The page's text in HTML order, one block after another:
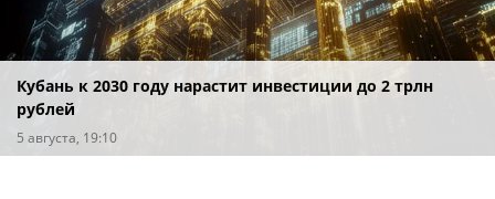
Кубань к 2030 году нарастит инвестиции до 2 трлн
рублей
5 августа, 19:10